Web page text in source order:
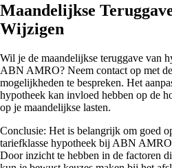
Maandelijkse
Wijzigen
Wil je de maandelijkse teruggave van
ABN AMRO? Neem contact op met
mogelijkheden te bespreken. Het
hypotheek kan invloed hebben op de
op je maandelijkse lasten.
Conclusie: Het is belangrijk om goed
tariefklasse hypotheek bij ABN
Door inzicht te hebben in de factoren